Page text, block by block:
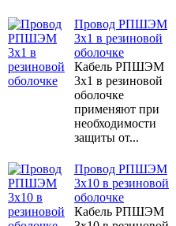
Провод РПШЭМ
3x1 в резиновой
оболочке
Кабель РПШЭМ
3x1 в резиновой
оболочке
применяют при
необходимости
защиты от...
Провод РПШЭМ
3x10 в резиновой
оболочке
Кабель РПШЭМ